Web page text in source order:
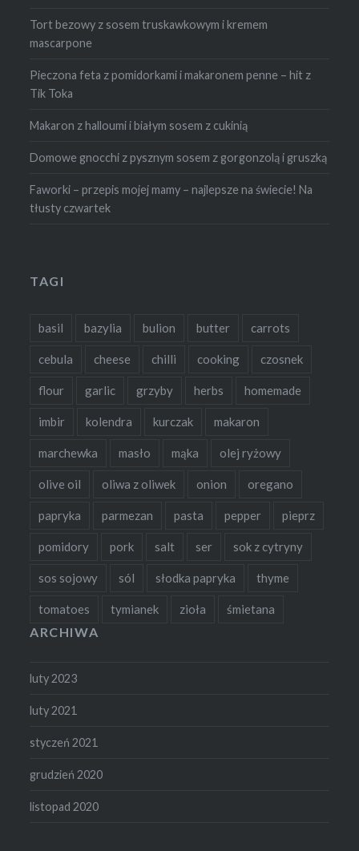
Tort bezowy z sosem truskawkowym i kremem
mascarpone
Pieczona feta z pomidorkami i makaronem penne – hit z
Tik Toka
Makaron z halloumi i białym sosem z cukinią
Domowe gnocchi z pysznym sosem z gorgonzolą i gruszką
Faworki – przepis mojej mamy – najlepsze na świecie! Na
tłusty czwartek
TAGI
basil bazylia bulion butter carrots
cebula cheese chilli cooking czosnek
flour garlic grzyby herbs homemade
imbir kolendra kurczak makaron
marchewka masło mąka olej ryżowy
olive oil oliwa z oliwek onion oregano
papryka parmezan pasta pepper pieprz
pomidory pork salt ser sok z cytryny
sos sojowy sól słodka papryka thyme
tomatoes tymianek zioła śmietana
ARCHIWA
luty 2023
luty 2021
styczeń 2021
grudzień 2020
listopad 2020